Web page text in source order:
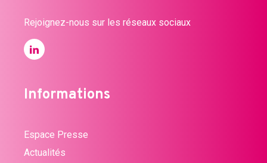
Rejoignez-nous sur les réseaux sociaux
Informations
Espace Presse
Actualités